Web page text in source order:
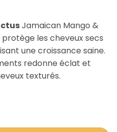
Jamaican Mango &
les cheveux secs
une croissance saine.
redonne éclat et
texturés.
De Cactus – Jamaican